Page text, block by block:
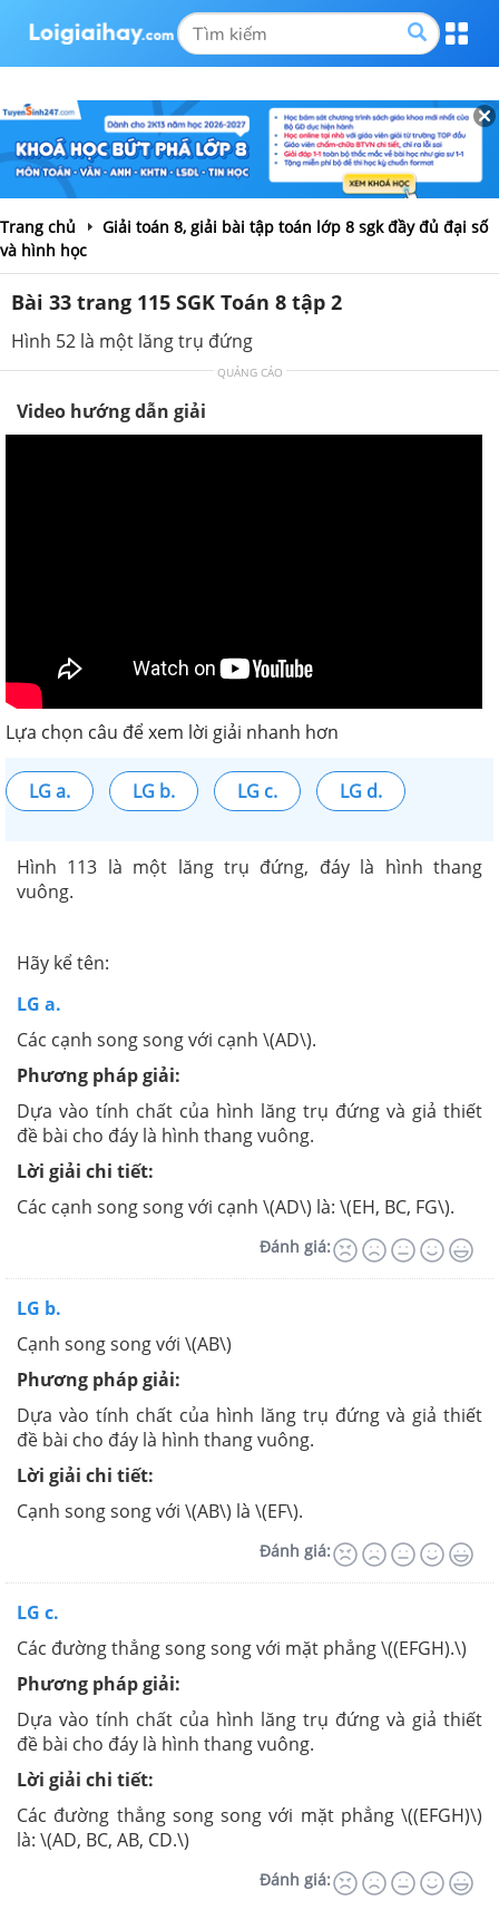
Trang chủ
Giải toán 8, giải bài tập toán lớp 8 sgk đầy đủ đại số
và hình học
Bài 33 trang 115 SGK Toán 8 tập 2
Hình 52 là một lăng trụ đứng
QUẢNG CÁO
Video hướng dẫn giải
Lựa chọn câu để xem lời giải nhanh hơn
LG a. LG b. LG c. LG d.
Hình 113 là một lăng trụ đứng, đáy là hình thang
vuông.
Hãy kể tên:
LG a.
Các cạnh song song với cạnh \(AD\).
Phương pháp giải:
Dựa vào tính chất của hình lăng trụ đứng và giả thiết
đề bài cho đáy là hình thang vuông.
Lời giải chi tiết:
Các cạnh song song với cạnh \(AD\) là: \(EH, BC, FG\).
Đánh giá:
LG b.
Cạnh song song với \(AB\)
Phương pháp giải:
Dựa vào tính chất của hình lăng trụ đứng và giả thiết
đề bài cho đáy là hình thang vuông.
Lời giải chi tiết:
Cạnh song song với \(AB\) là \(EF\).
Đánh giá:
LG c.
Các đường thẳng song song với mặt phẳng \((EFGH).\)
Phương pháp giải:
Dựa vào tính chất của hình lăng trụ đứng và giả thiết
đề bài cho đáy là hình thang vuông.
Lời giải chi tiết:
Các đường thẳng song song với mặt phẳng \((EFGH)\)
là: \(AD, BC, AB, CD.\)
Đánh giá: